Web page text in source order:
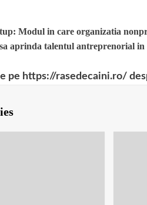
Modul in care organizatia
aprinda talentul antreprenorial in
pe https://rasedecaini.ro/